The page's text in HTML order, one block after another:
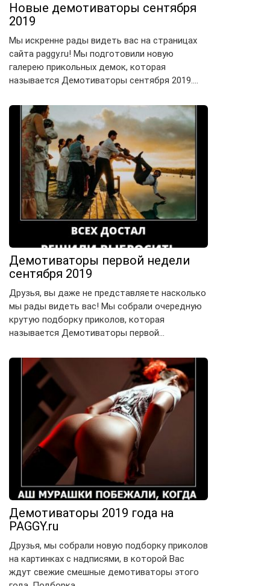
Новые демотиваторы сентября
2019
Мы искренне рады видеть вас на страницах
сайта paggy.ru! Мы подготовили новую
галерею прикольных демок, которая
называется Демотиваторы сентября 2019….
Демотиваторы первой недели
сентября 2019
Друзья, вы даже не представляете насколько
мы рады видеть вас! Мы собрали очередную
крутую подборку приколов, которая
называется Демотиваторы первой…
Демотиваторы 2019 года на
PAGGY.ru
Друзья, мы собрали новую подборку приколов
на картинках с надписями, в которой Вас
ждут свежие смешные демотиваторы этого